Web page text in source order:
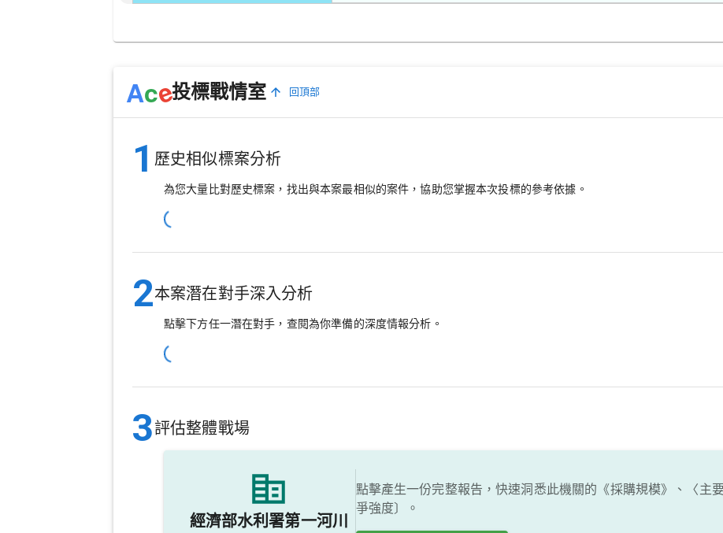
Ace投標戰情室 回頂部
1 歷史相似標案分析
為您大量比對歷史標案，找出與本案最相似的案件，協助您掌握本次投標的參考依據。
2本案潛在對手深入分析
點擊下方任一潛在對手，查閱為你準備的深度情報分析。
3評估整體戰場
經濟部水利署第一河川
點擊產生一份完整報告，快速洞悉此機關的《採購規模》、〈主
爭強度〕。